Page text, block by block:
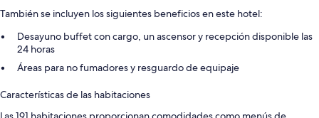
También se incluyen los siguientes beneficios en este hotel:
Desayuno buffet con cargo, un ascensor y recepción disponible las
24 horas
Áreas para no fumadores y resguardo de equipaje
Características de las habitaciones